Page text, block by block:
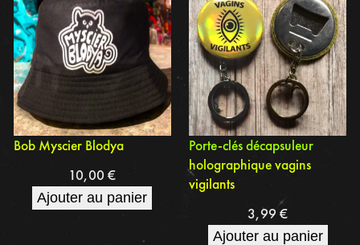
Bob Myscier Blodya
10,00€
Ajouter au panier
Porte-clés décapsuleur
holographique vagins
vigilants
3,99€
Ajouter au panier